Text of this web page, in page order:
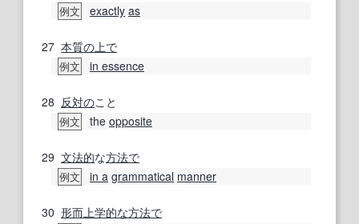
例文 exactly as
27 本質の上で
例文 in essence
28 反対のこと
例文 the opposite
29 文法的な方法で
例文 in a grammatical manner
30 形而上学的な方法で